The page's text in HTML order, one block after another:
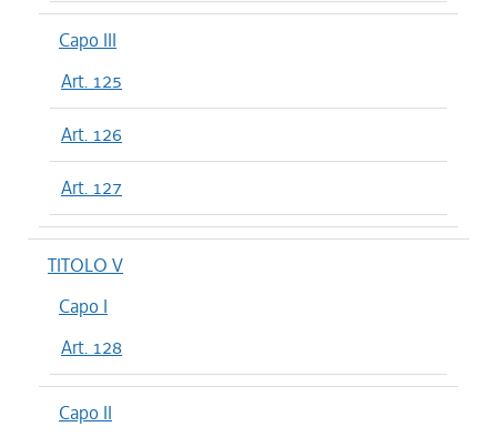
Capo III
Art. 125
Art. 126
Art. 127
TITOLO V
Capo I
Art. 128
Capo II